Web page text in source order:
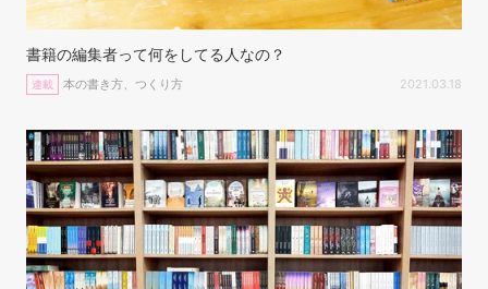
書籍の編集者って何をしてる人なの？
連載 本の書き方、つくり方 2021.03.18